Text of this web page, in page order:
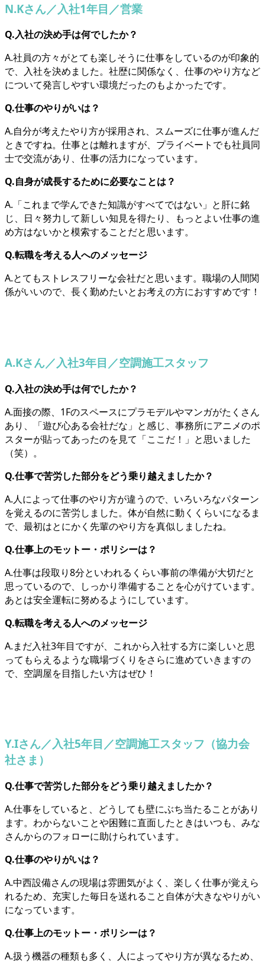
N.Kさん／入社1年目／営業
Q.入社の決め手は何でしたか？
A.社員の方々がとても楽しそうに仕事をしているのが印象的
で、入社を決めました。社歴に関係なく、仕事のやり方など
について発言しやすい環境だったのもよかったです。
Q.仕事のやりがいは？
A.自分が考えたやり方が採用され、スムーズに仕事が進んだ
ときですね。仕事とは離れますが、プライベートでも社員同
士で交流があり、仕事の活力になっています。
Q.自身が成長するために必要なことは？
A.「これまで学んできた知識がすべてではない」と肝に銘
じ、日々努力して新しい知見を得たり、もっとよい仕事の進
め方はないかと模索することだと思います。
Q.転職を考える人へのメッセージ
A.とてもストレスフリーな会社だと思います。職場の人間関
係がいいので、長く勤めたいとお考えの方におすすめです！
A.Kさん／入社3年目／空調施工スタッフ
Q.入社の決め手は何でしたか？
A.面接の際、1Fのスペースにプラモデルやマンガがたくさん
あり、「遊び心ある会社だな」と感じ、事務所にアニメのポ
スターが貼ってあったのを見て「ここだ！」と思いました
（笑）。
Q.仕事で苦労した部分をどう乗り越えましたか？
A.人によって仕事のやり方が違うので、いろいろなパターン
を覚えるのに苦労しました。体が自然に動くくらいになるま
で、最初はとにかく先輩のやり方を真似しましたね。
Q.仕事上のモットー・ポリシーは？
A.仕事は段取り8分といわれるくらい事前の準備が大切だと
思っているので、しっかり準備することを心がけています。
あとは安全運転に努めるようにしています。
Q.転職を考える人へのメッセージ
A.まだ入社3年目ですが、これから入社する方に楽しいと思
ってもらえるような職場づくりをさらに進めていきますの
で、空調屋を目指したい方はぜひ！
Y.Iさん／入社5年目／空調施工スタッフ（協力会
社さま）
Q.仕事で苦労した部分をどう乗り越えましたか？
A.仕事をしていると、どうしても壁にぶち当たることがあり
ます。わからないことや困難に直面したときはいつも、みな
さんからのフォローに助けられています。
Q.仕事のやりがいは？
A.中西設備さんの現場は雰囲気がよく、楽しく仕事が覚えら
れるため、充実した毎日を送れること自体が大きなやりがい
になっています。
Q.仕事上のモットー・ポリシーは？
A.扱う機器の種類も多く、人によってやり方が異なるため、